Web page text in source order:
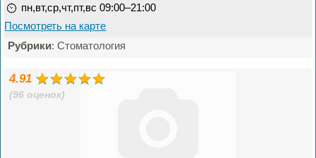
пн,вт,ср,чт,пт,вс 09:00–21:00
Посмотреть на карте
Рубрики: Стоматология
4.91
(96 оценок)